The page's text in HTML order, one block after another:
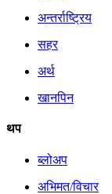
अन्तर्राष्ट्रिय
सहर
अर्थ
खानपिन
थप
ब्लोअप
अभिमत/विचार